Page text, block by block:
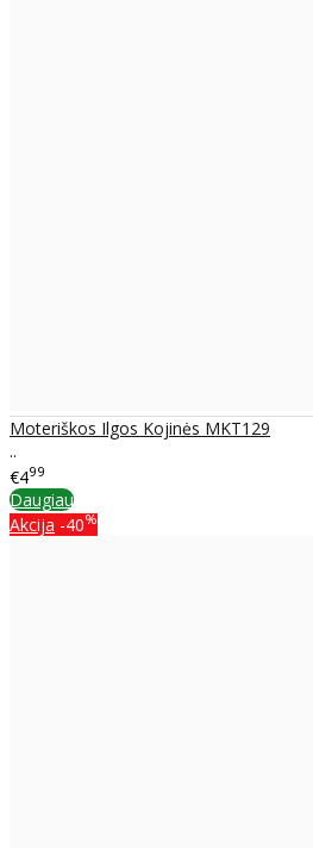
Moteriškos Ilgos Kojinės MKT129
..
€499
Daugiau
Akcija -40%